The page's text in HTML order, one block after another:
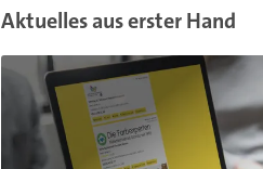
Aktuelles aus erster Hand